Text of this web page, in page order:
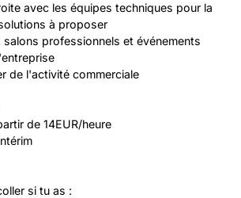
avec les équipes techniques pour la
à proposer
professionnels et événements
de l'activité commerciale
de 14EUR/heure
si tu as :